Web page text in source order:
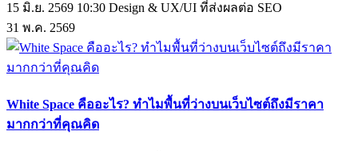
15 มิ.ย. 2569 10:30 Design & UX/UI ที่ส่งผลต่อ SEO
31 พ.ค. 2569
White Space คืออะไร? ทำไมพื้นที่ว่างบนเว็บไซต์ถึงมีราคา
มากกว่าที่คุณคิด